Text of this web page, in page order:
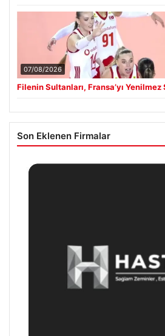
07/08/2026
Filenin Sultanları, Fransa’yı
Son Eklenen Firmalar